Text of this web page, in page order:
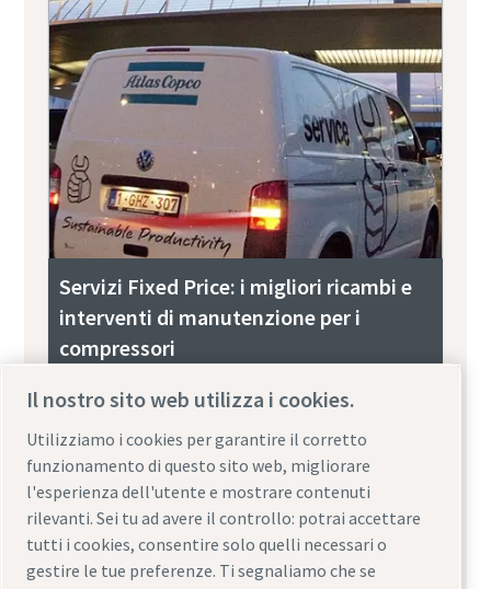
Servizi Fixed Price: i migliori ricambi e
interventi di manutenzione per i
compressori
Il nostro sito web utilizza i cookies.
Utilizziamo i cookies per garantire il corretto
funzionamento di questo sito web, migliorare
l'esperienza dell'utente e mostrare contenuti
rilevanti. Sei tu ad avere il controllo: potrai accettare
tutti i cookies, consentire solo quelli necessari o
gestire le tue preferenze. Ti segnaliamo che se